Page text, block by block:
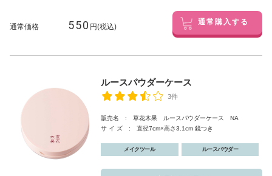
通常価格 550 円(税込) 通常購入する
ルースパウダーケース
3件
販売名 : 草花木果 ルースパウダーケース NA
サ イ ズ : 直径7cm×高さ3.1cm 鏡つき
メイクツール ルースパウダー